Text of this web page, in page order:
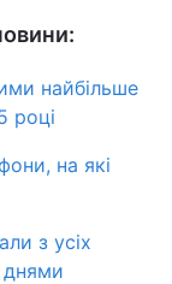
найбільше
році
на які
з усіх
днями